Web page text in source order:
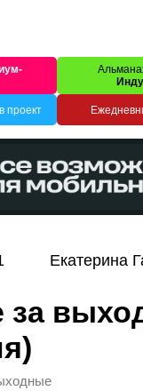
проект
Екатерина
за